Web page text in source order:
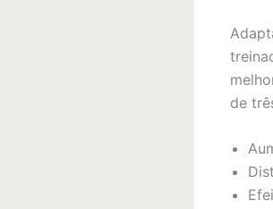
de